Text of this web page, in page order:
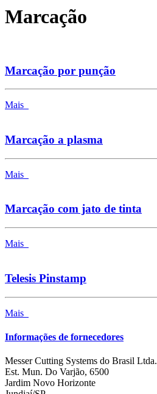
Marcação
Marcação por punção
Mais
Marcação a plasma
Mais
Marcação com jato de tinta
Mais
Telesis Pinstamp
Mais
Informações de fornecedores
Messer Cutting Systems do Brasil Ltda.
Est. Mun. Do Varjão, 6500
Jardim Novo Horizonte